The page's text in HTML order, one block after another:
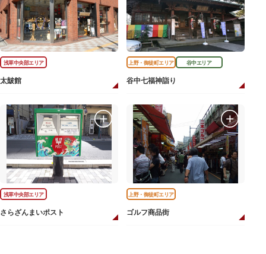
浅草中央部エリア
太皷館
上野・御徒町エリア 谷中エリア
谷中七福神詣り
浅草中央部エリア
さらざんまいポスト
上野・御徒町エリア
ゴルフ商品街